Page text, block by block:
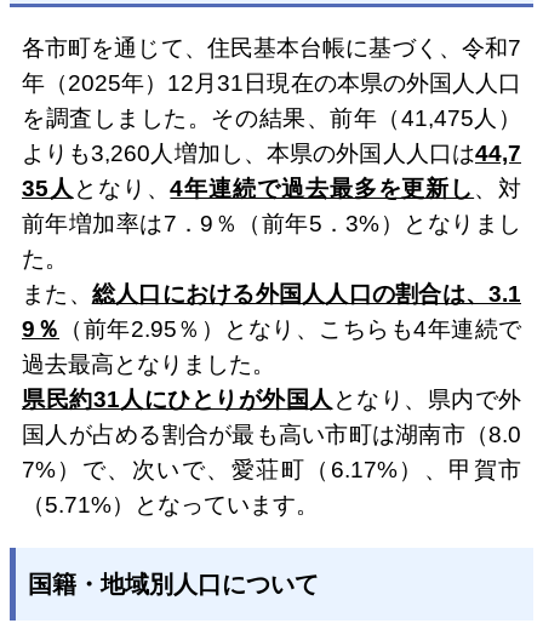
各市町を通じて、住民基本台帳に基づく、令和7
年（2025年）12月31日現在の本県の外国人人口
を調査しました。その結果、前年（41,475人）
よりも3,260人増加し、本県の外国人人口は44,7
35人 となり、4年連続で過去最多を更新し 、対
前年増加率は7．9％（前年5．3%）となりまし
た。
また、 総人口における外国人人口の割合は、3.1
9％ （前年2.95％）となり、こちらも4年連続で
過去最高となりました。
県民約31人にひとりが外国人 となり、県内で外
国人が占める割合が最も高い市町は湖南市（8.0
7%）で、次いで、愛荘町（6.17%）、甲賀市
（5.71%）となっています。
国籍・地域別人口について